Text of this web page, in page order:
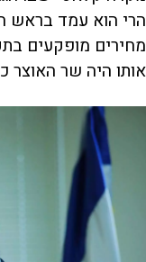
הרי הוא עמד בראש
מחירים מופקעים
אותו היה שר האוצר